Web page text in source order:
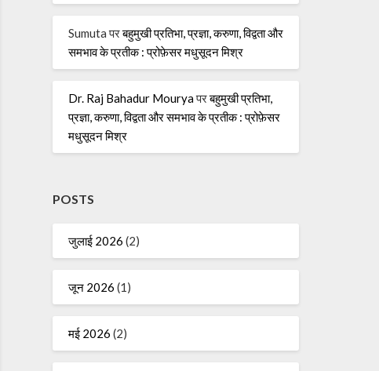
Sumutaपरबहुमुखी प्रतिभा, प्रज्ञा, करुणा, विद्वता और
समभाव के प्रतीक : प्रोफ़ेसर मधुसूदन मिश्र
Dr. Raj Bahadur Mouryaपरबहुमुखी प्रतिभा,
प्रज्ञा, करुणा, विद्वता और समभाव के प्रतीक : प्रोफ़ेसर
मधुसूदन मिश्र
POSTS
जुलाई 2026 (2)
जून 2026 (1)
मई 2026 (2)